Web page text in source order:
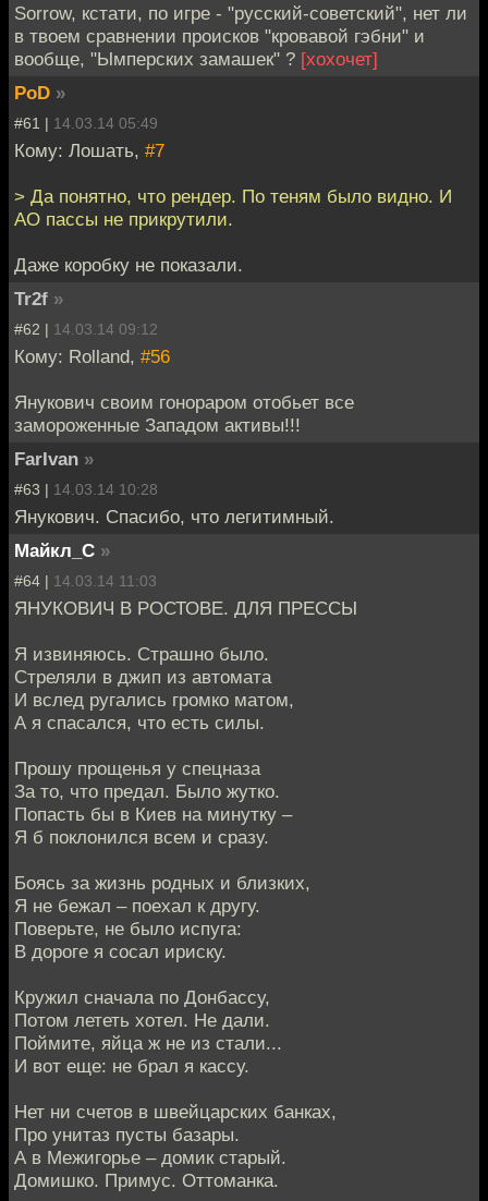
Sorrow, кстати, по игре - "русский-советский", нет ли
в твоем сравнении происков "кровавой гэбни" и
вообще, "Ымперских замашек" ? [хохочет]
PoD »
#61 | 14.03.14 05:49
Кому: Лошать, #7
> Да понятно, что рендер. По теням было видно. И
AO пассы не прикрутили.
Даже коробку не показали.
Tr2f »
#62 | 14.03.14 09:12
Кому: Rolland, #56
Янукович своим гонораром отобьет все
замороженные Западом активы!!!
FarIvan »
#63 | 14.03.14 10:28
Янукович. Спасибо, что легитимный.
Майкл_С »
#64 | 14.03.14 11:03
ЯНУКОВИЧ В РОСТОВЕ. ДЛЯ ПРЕССЫ
Я извиняюсь. Страшно было.
Стреляли в джип из автомата
И вслед ругались громко матом,
А я спасался, что есть силы.
Прошу прощенья у спецназа
За то, что предал. Было жутко.
Попасть бы в Киев на минутку –
Я б поклонился всем и сразу.
Боясь за жизнь родных и близких,
Я не бежал – поехал к другу.
Поверьте, не было испуга:
В дороге я сосал ириску.
Кружил сначала по Донбассу,
Потом лететь хотел. Не дали.
Поймите, яйца ж не из стали...
И вот еще: не брал я кассу.
Нет ни счетов в швейцарских банках,
Про унитаз пусты базары.
А в Межигорье – домик старый.
Домишко. Примус. Оттоманка.